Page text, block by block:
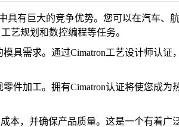
具有巨大的竞争优势。您可以在汽车、航
艺规划和数控编程等任务。
具需求。通过Cimatron工艺设计师认证，
件加工。拥有Cimatron认证将使您成为
本，并确保产品质量。这是一个有着广